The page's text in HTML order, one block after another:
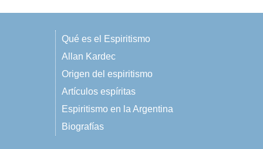
Qué es el Espiritismo
Allan Kardec
Origen del espiritismo
Artículos espíritas
Espiritismo en la Argentina
Biografías